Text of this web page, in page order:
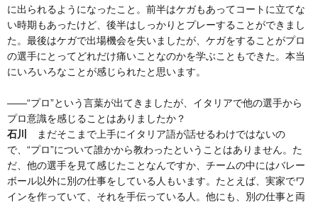
に出られるようになったこと。前半はケガもあってコートに立てな
い時期もあったけど、後半はしっかりとプレーすることができまし
た。最後はケガで出場機会を失いましたが、ケガをすることがプロ
の選手にとってどれだけ痛いことなのかを学ぶこともできた。本当
にいろいろなことが感じられたと思います。
——“プロ”という言葉が出てきましたが、イタリアで他の選手から
プロ意識を感じることはありましたか？
石川
まだそこまで上手にイタリア語が話せるわけではないの
で、“プロ”について誰かから教わったということはありません。た
だ、他の選手を見て感じたことなんですか、チームの中にはバレー
ボール以外に別の仕事をしている人もいます。たとえば、実家でワ
インを作っていて、それを手伝っている人。他にも、別の仕事と両